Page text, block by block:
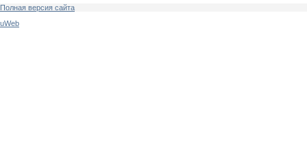
Полная версия сайта
uWeb